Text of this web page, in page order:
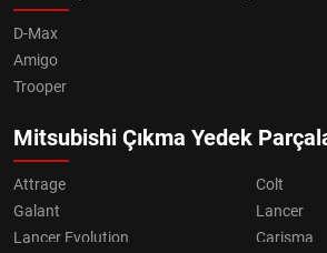
D-Max
Amigo
Trooper
Mitsubishi Çıkma Yedek
Attrage
Colt
Galant
Lancer
Lancer Evolution
Carisma